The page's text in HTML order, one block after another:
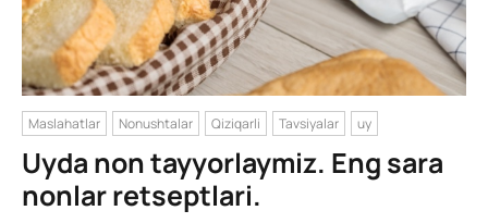
Maslahatlar Nonushtalar Qiziqarli Tavsiyalar uy
Uyda non tayyorlaymiz. Eng sara
nonlar retseptlari.